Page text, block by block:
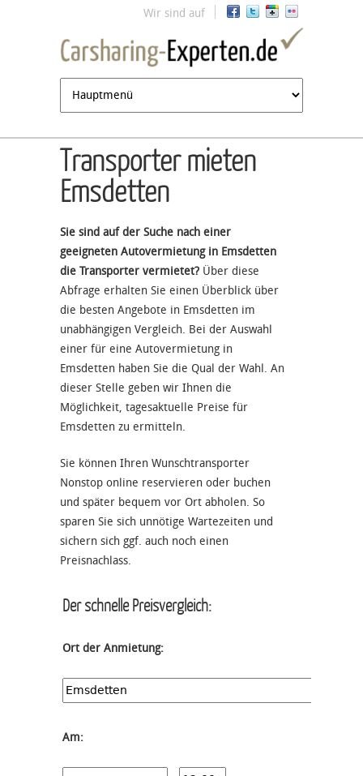
Jump to navigation
Wir sind auf
Transporter mieten
Emsdetten
Sie sind auf der Suche nach einer
geeigneten Autovermietung in Emsdetten
die Transporter vermietet? Über diese
Abfrage erhalten Sie einen Überblick über
die besten Angebote in Emsdetten im
unabhängigen Vergleich. Bei der Auswahl
einer für eine Autovermietung in
Emsdetten haben Sie die Qual der Wahl. An
dieser Stelle geben wir Ihnen die
Möglichkeit, tagesaktuelle Preise für
Emsdetten zu ermitteln.
Sie können Ihren Wunschtransporter
Nonstop online reservieren oder buchen
und später bequem vor Ort abholen. So
sparen Sie sich unnötige Wartezeiten und
sichern sich ggf. auch noch einen
Preisnachlass.
Der schnelle Preisvergleich:
Ort der Anmietung:
Am: